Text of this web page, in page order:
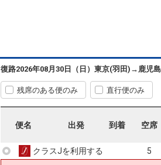
復路2026年08月30日（日） 東京(羽田) → 鹿児島
残席のある便のみ 直行便のみ
便名 出発 到着 空席
東京(羽田)
12:00
鹿児島
13:45
クラスJを利用する 3
649便
14:15
鹿児島
15:55
8
クラスJを利用する 5